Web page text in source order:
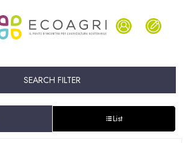
SEARCH FILTER
List